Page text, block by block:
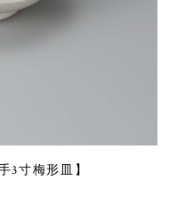
3寸梅形皿】